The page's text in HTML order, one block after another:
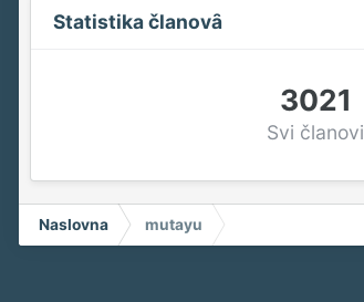
Statistika članovȃ
3021
Svi članovi
Naslovna mutayu